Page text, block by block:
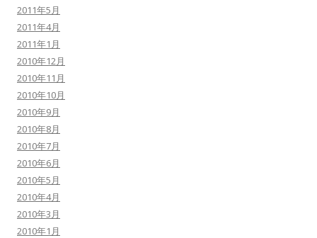
2011年5月
2011年4月
2011年1月
2010年12月
2010年11月
2010年10月
2010年9月
2010年8月
2010年7月
2010年6月
2010年5月
2010年4月
2010年3月
2010年1月